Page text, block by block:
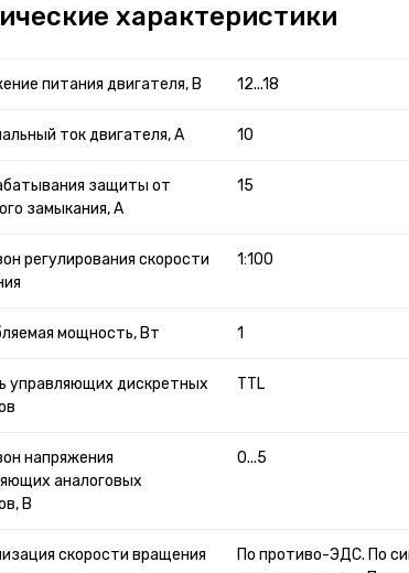
характеристики
питания двигателя, В 12...18
ток двигателя, А 10
защиты от
замыкания, А
15
регулирования скорости
1:100
мощность, Вт 1
управляющих дискретных
TTL
напряжения
аналоговых
В
0...5
скорости вращения
По противо-ЭДС. По